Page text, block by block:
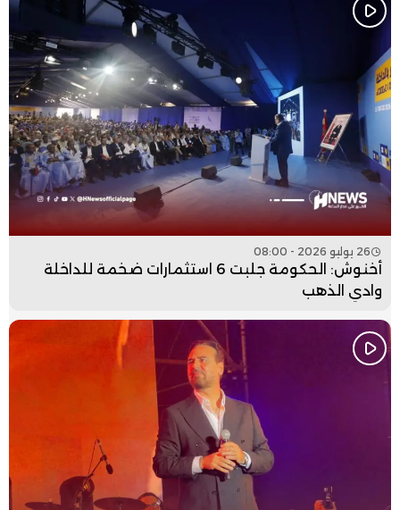
26 يوليو 2026 - 08:00
أخنوش: الحكومة جلبت 6 استثمارات ضخمة للداخلة
وادي الذهب